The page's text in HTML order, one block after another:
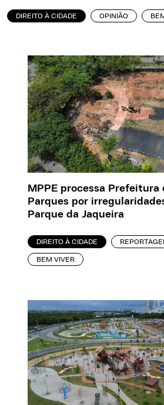
DIREITO À CIDADE OPINIÃO
MPPE processa Prefeitura
Parques por
Parque da Jaqueira
DIREITO À CIDADE
BEM VIVER